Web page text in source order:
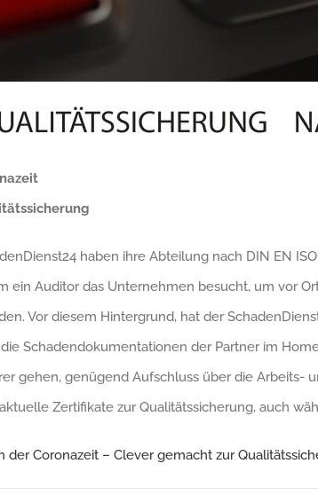
haben ihre Abteilung nach DIN EN
ein Auditor das Unternehmen besucht, um vor
Vor diesem Hintergrund, hat der
Schadendokumentationen der Partner im
gehen, genügend Aufschluss über die Arbeits-
Zertifikate zur Qualitätssicherung, auch
der Coronazeit – Clever gemacht zur